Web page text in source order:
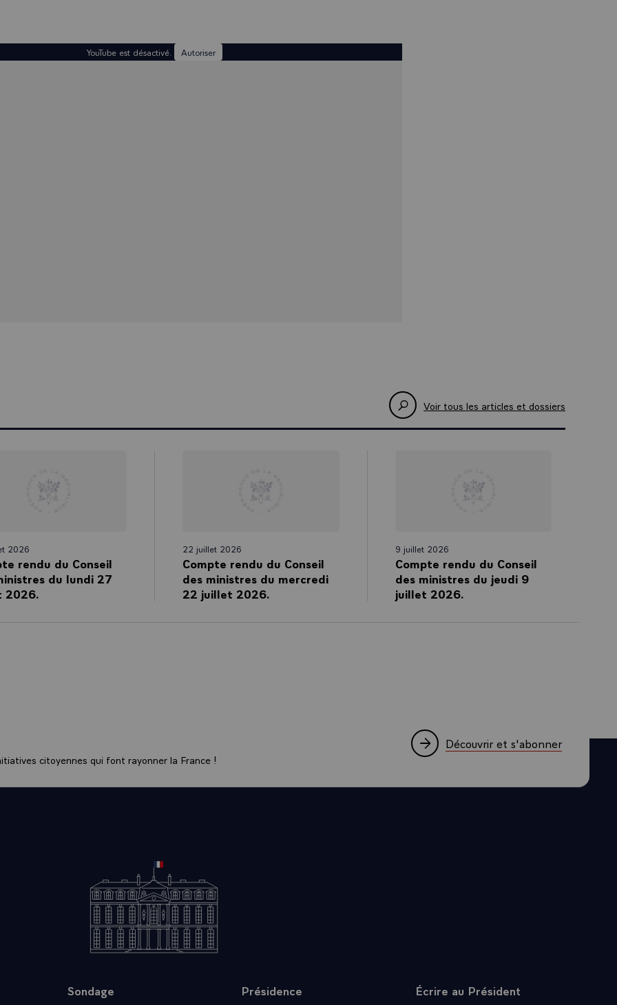
YouTube est désactivé. Autoriser
Voir tous les articles et dossiers
2026
rendu du Conseil
du lundi 27
2026.
22 juillet 2026
Compte rendu du Conseil
des ministres du mercredi
22 juillet 2026.
9 juillet 2026
Compte rendu du Conseil
des ministres du jeudi 9
juillet 2026.
citoyennes qui font rayonner la France !
Découvrir et s'abonner
Sondage Présidence Écrire au Président